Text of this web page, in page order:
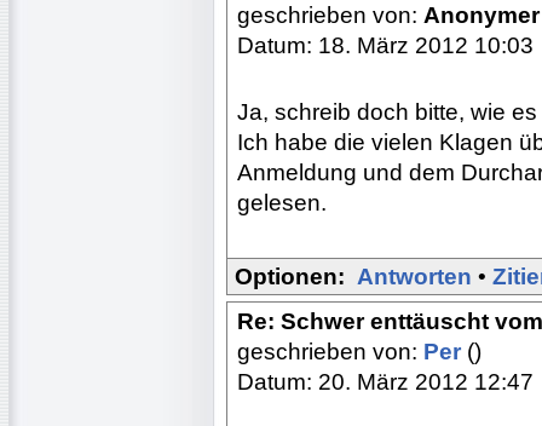
geschrieben von:
Datum: 18. März 2012 10:03
Ja, schreib doch bitte, wie
Ich habe die vielen Klagen
Anmeldung und dem
gelesen.
Optionen: Antworten •
Re: Schwer enttäuscht
geschrieben von: Per ()
Datum: 20. März 2012 12:47